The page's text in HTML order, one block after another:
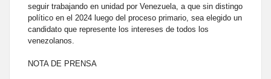
seguir trabajando en unidad por Venezuela, a que sin distingo
político en el 2024 luego del proceso primario, sea elegido un
candidato que represente los intereses de todos los
venezolanos.
NOTA DE PRENSA